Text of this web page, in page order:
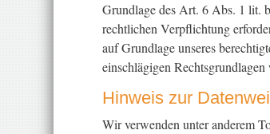
Grundlage des Art. 6 Abs. 1 lit.
rechtlichen Verpflichtung
auf Grundlage unseres
einschlägigen
Hinweis zur
Wir verwenden unter anderem